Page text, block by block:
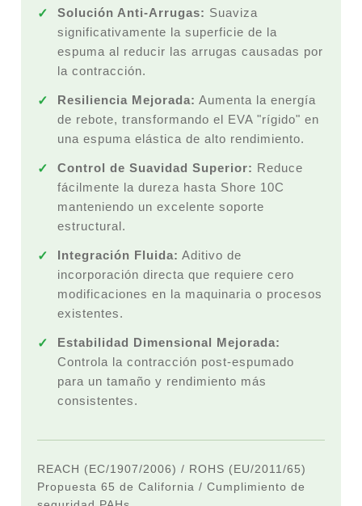
Solución Anti-Arrugas: Suaviza
significativamente la superficie de la
espuma al reducir las arrugas causadas por
la contracción.
Resiliencia Mejorada: Aumenta la energía
de rebote, transformando el EVA "rígido" en
una espuma elástica de alto rendimiento.
Control de Suavidad Superior: Reduce
fácilmente la dureza hasta Shore 10C
manteniendo un excelente soporte
estructural.
Integración Fluida: Aditivo de
incorporación directa que requiere cero
modificaciones en la maquinaria o procesos
existentes.
Estabilidad Dimensional Mejorada:
Controla la contracción post-espumado
para un tamaño y rendimiento más
consistentes.
REACH (EC/1907/2006) / ROHS (EU/2011/65)
Propuesta 65 de California / Cumplimiento de